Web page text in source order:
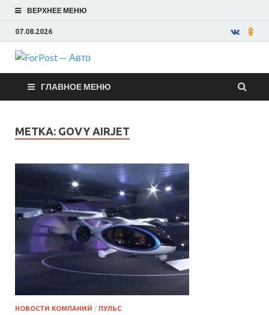
ВЕРХНЕЕ МЕНЮ
07.08.2026
ForPost —
Авто
ГЛАВНОЕ МЕНЮ
МЕТКА: GOVY AIRJET
НОВОСТИ КОМПАНИЙ / ПУЛЬС